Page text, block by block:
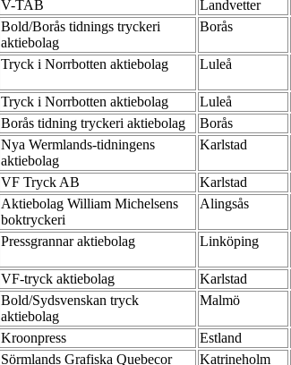
V-TAB Landvetter
Bold/Borås tidnings tryckeri
aktiebolag
Borås
Tryck i Norrbotten aktiebolag Luleå
Tryck i Norrbotten aktiebolag Luleå
Borås tidning tryckeri aktiebolag Borås
Nya Wermlands-tidningens
aktiebolag
Karlstad
VF Tryck AB Karlstad
Aktiebolag William Michelsens
boktryckeri
Alingsås
Pressgrannar aktiebolag Linköping
VF-tryck aktiebolag Karlstad
Bold/Sydsvenskan tryck
aktiebolag
Malmö
Kroonpress Estland
Sörmlands Grafiska Quebecor
Katrineholm